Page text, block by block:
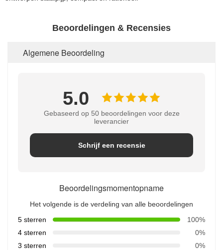
Beoordelingen & Recensies
Algemene Beoordeling
5.0
Gebaseerd op 50 beoordelingen voor deze
leverancier
Schrijf een recensie
Beoordelingsmomentopname
Het volgende is de verdeling van alle beoordelingen
5 sterren
100%
4 sterren
0%
3 sterren
0%